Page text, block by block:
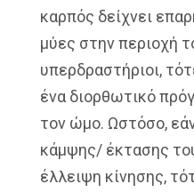
καρπός δείχνει
μύες στην περιοχή
υπερδραστήριοι,
ένα διορθωτικό
τον ώμο. Ωστόσο,
κάμψης/ έκτασης
έλλειψη κίνησης,